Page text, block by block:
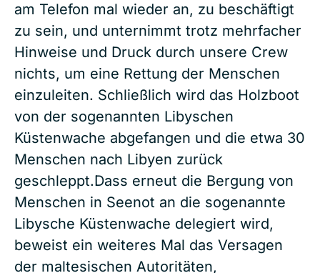
am Telefon mal wieder an, zu beschäftigt
zu sein, und unternimmt trotz mehrfacher
Hinweise und Druck durch unsere Crew
nichts, um eine Rettung der Menschen
einzuleiten. Schließlich wird das Holzboot
von der sogenannten Libyschen
Küstenwache abgefangen und die etwa 30
Menschen nach Libyen zurück
geschleppt.Dass erneut die Bergung von
Menschen in Seenot an die sogenannte
Libysche Küstenwache delegiert wird,
beweist ein weiteres Mal das Versagen
der maltesischen Autoritäten,